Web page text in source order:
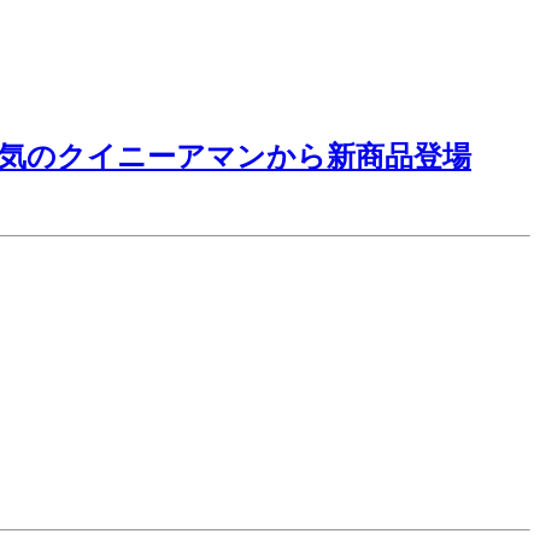
のクイニーアマンから新商品登場